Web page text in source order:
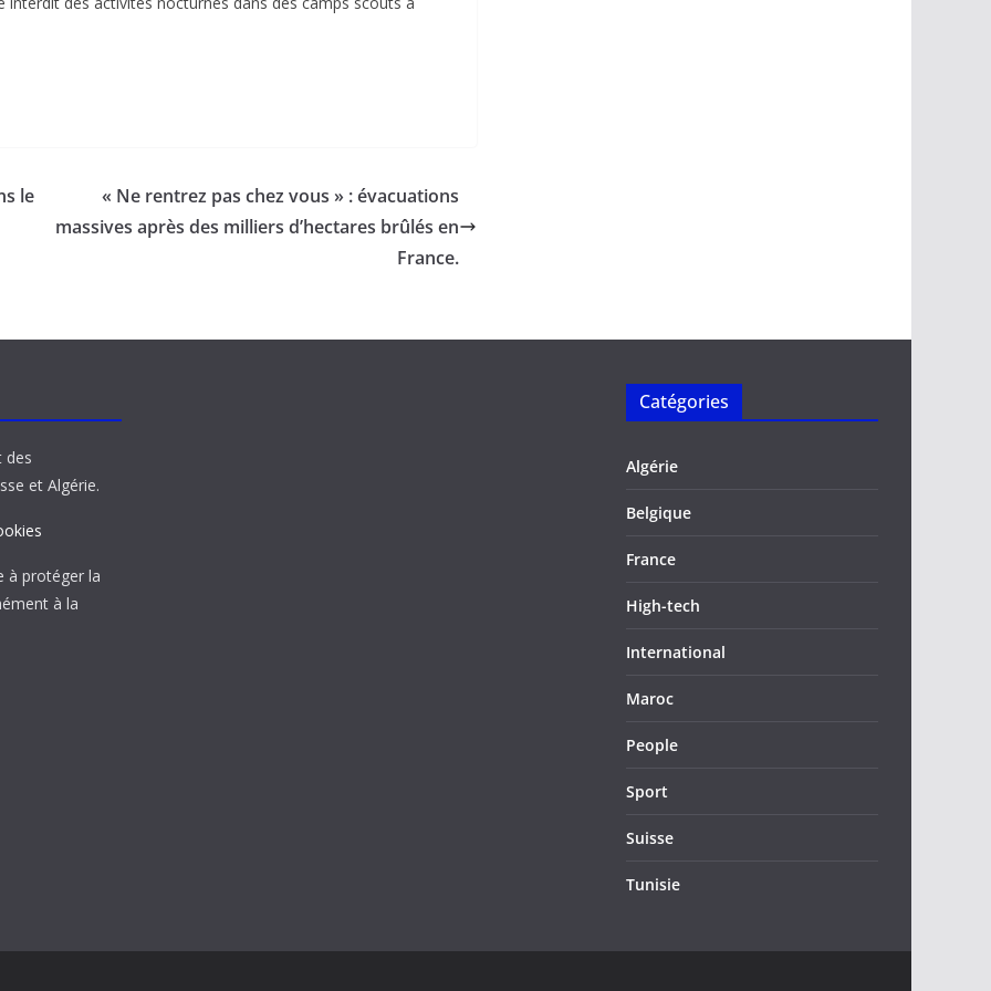
le
« Ne rentrez pas chez vous » : évacuations
massives après des milliers d’hectares brûlés en
France.
des
et Algérie.
à protéger la
à la
Catégories
Algérie
Belgique
France
High-tech
International
Maroc
People
Sport
Suisse
Tunisie